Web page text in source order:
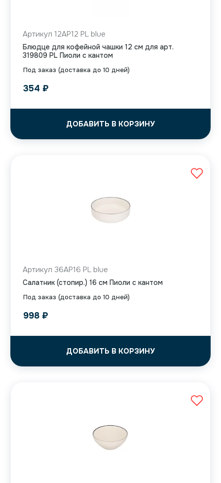
Под заказ (доставка до 10 дней)
Артикул 12AP12 PL blue
Блюдце для кофейной чашки 12 см для арт.
319809 PL Пиоли с кантом
354 ₽
ДОБАВИТЬ В КОРЗИНУ
Под заказ (доставка до 10 дней)
Артикул 36AP16 PL blue
Салатник (стопир.) 16 см Пиоли с кантом
998 ₽
ДОБАВИТЬ В КОРЗИНУ